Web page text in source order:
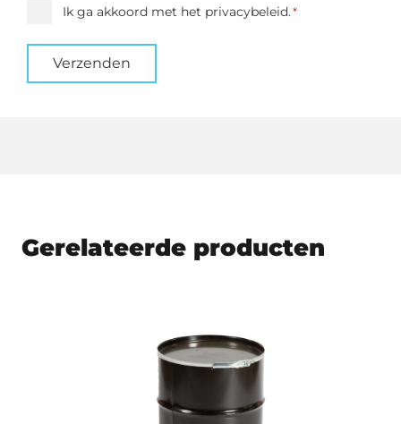
Instemming
Ik ga akkoord met het privacybeleid.*
Verzenden
Gerelateerde producten